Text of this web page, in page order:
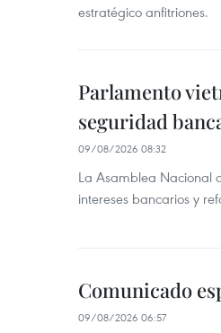
estratégico anfitriones.
Parlamento
seguridad
09/08/2026 08:32
La Asamblea Nacional
intereses bancarios y
Comunicado
09/08/2026 06:57